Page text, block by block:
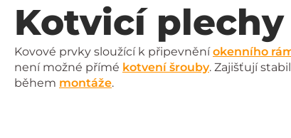
Kotvicí plechy
Kovové prvky sloužící k připevněníokenního
není možné přímé kotvení šrouby. Zajišťují
během montáže.